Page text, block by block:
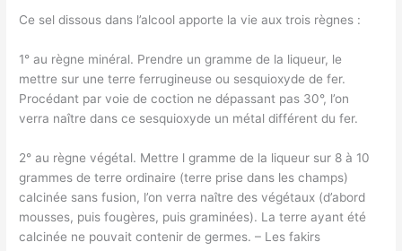
Ce sel dissous dans l’alcool apporte la vie aux trois règnes :
1° au règne minéral. Prendre un gramme de la liqueur, le
mettre sur une terre ferrugineuse ou sesquioxyde de fer.
Procédant par voie de coction ne dépassant pas 30°, l’on
verra naître dans ce sesquioxyde un métal différent du fer.
2° au règne végétal. Mettre l gramme de la liqueur sur 8 à 10
grammes de terre ordinaire (terre prise dans les champs)
calcinée sans fusion, l’on verra naître des végétaux (d’abord
mousses, puis fougères, puis graminées). La terre ayant été
calcinée ne pouvait contenir de germes. – Les fakirs